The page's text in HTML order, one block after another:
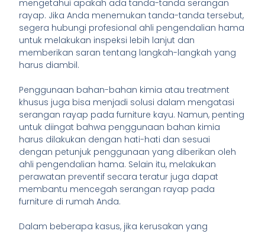
mengetahui apakah ada tanda-tanda serangan
rayap. Jika Anda menemukan tanda-tanda tersebut,
segera hubungi profesional ahli pengendalian hama
untuk melakukan inspeksi lebih lanjut dan
memberikan saran tentang langkah-langkah yang
harus diambil.
Penggunaan bahan-bahan kimia atau treatment
khusus juga bisa menjadi solusi dalam mengatasi
serangan rayap pada furniture kayu. Namun, penting
untuk diingat bahwa penggunaan bahan kimia
harus dilakukan dengan hati-hati dan sesuai
dengan petunjuk penggunaan yang diberikan oleh
ahli pengendalian hama. Selain itu, melakukan
perawatan preventif secara teratur juga dapat
membantu mencegah serangan rayap pada
furniture di rumah Anda.
Dalam beberapa kasus, jika kerusakan yang